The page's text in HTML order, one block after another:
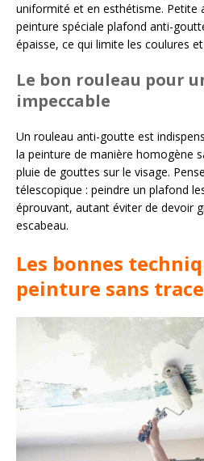
uniformité et en esthétisme. Petite
peinture spéciale plafond anti-
épaisse, ce qui limite les coulures
Le bon rouleau pour
impeccable
Un rouleau anti-goutte est
la peinture de manière homogène
pluie de gouttes sur le visage.
télescopique : peindre un plafond
éprouvant, autant éviter de devoir
escabeau.
Les bonnes
peinture sans